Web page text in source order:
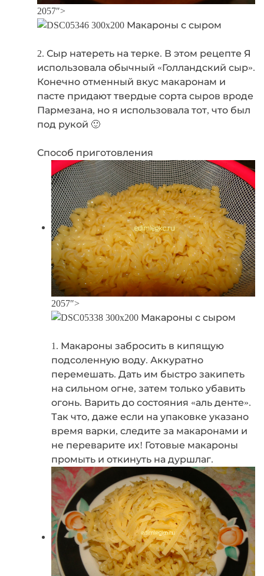
2057″>
2. Сыр натереть на терке. В этом рецепте Я
использовала обычный «Голландский сыр».
Конечно отменный вкус макаронам и
пасте придают твердые сорта сыров вроде
Пармезана, но я использовала тот, что был
под рукой 🙂
Способ приготовления
2057″>
1. Макароны забросить в кипящую
подсоленную воду. Аккуратно
перемешать. Дать им быстро закипеть
на сильном огне, затем только убавить
огонь. Варить до состояния «аль денте».
Так что, даже если на упаковке указано
время варки, следите за макаронами и
не переварите их! Готовые макароны
промыть и откинуть на дуршлаг.